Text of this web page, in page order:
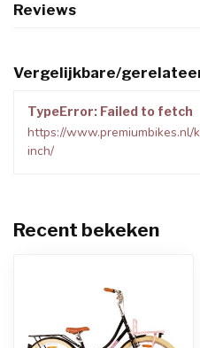
Reviews
Vergelijkbare/
TypeError: Failed to fetch
https://
inch/
Recent bekeken